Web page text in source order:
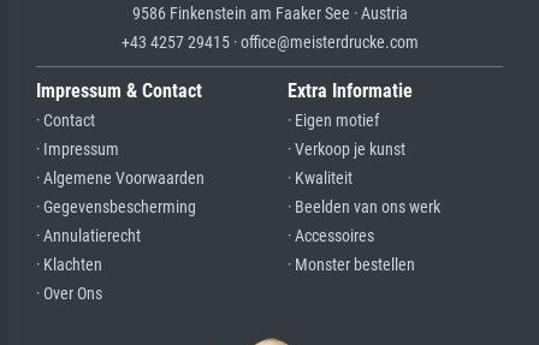
9586 Finkenstein am Faaker See · Austria
+43 4257 29415 · office@meisterdrucke.com
Impressum & Contact
· Contact
· Impressum
· Algemene Voorwaarden
· Gegevensbescherming
· Annulatierecht
· Klachten
· Over Ons
Extra Informatie
· Eigen motief
· Verkoop je kunst
· Kwaliteit
· Beelden van ons werk
· Accessoires
· Monster bestellen